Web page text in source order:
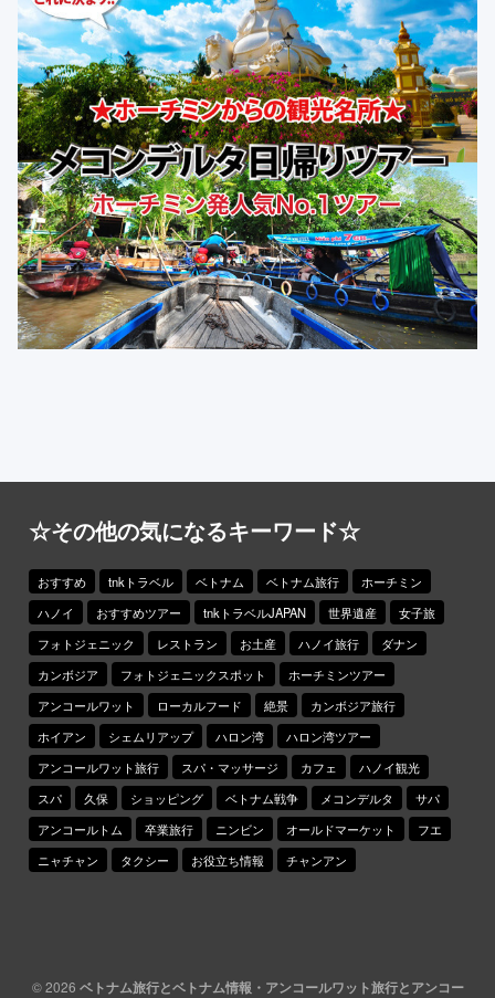
☆その他の気になるキーワード☆
おすすめ tnkトラベル ベトナム ベトナム旅行
ホーチミン
ハノイ
おすすめツアー tnkトラベルJAPAN 世界遺産
女子旅
フォトジェニック
レストラン お土産 ハノイ旅行
ダナン
カンボジア
フォトジェニックスポット
ホーチミンツアー
アンコールワット
ローカルフード 絶景
カンボジア旅行
ホイアン
シェムリアップ ハロン湾
ハロン湾ツアー
アンコールワット旅行
スパ・マッサージ カフェ
ハノイ観光
スパ
久保 ショッピング ベトナム戦争 メコンデルタ
サパ
アンコールトム
卒業旅行 ニンビン オールドマーケット
フエ
ニャチャン
タクシー お役立ち情報 チャンアン
© 2026 ベトナム旅行とベトナム情報・アンコールワット旅行とアンコー